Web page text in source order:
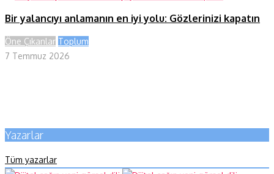
Bir yalancıyı anlamanın en iyi yolu: Gözlerinizi kapatın
Öne Çıkanlar Toplum
7 Temmuz 2026
Yazarlar
Tüm yazarlar